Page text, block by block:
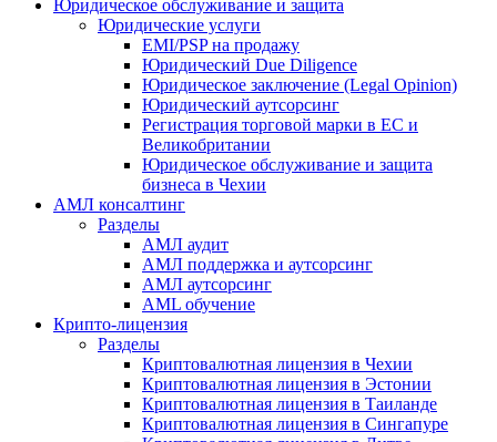
Юридическое обслуживание и защита
Юридические услуги
EMI/PSP на продажу
Юридический Due Diligence
Юридическое заключение (Legal Opinion)
Юридический аутсорсинг
Регистрация торговой марки в ЕС и
Великобритании
Юридическое обслуживание и защита
бизнеса в Чехии
АМЛ консалтинг
Разделы
АМЛ аудит
АМЛ поддержка и аутсорсинг
АМЛ аутсорсинг
AML обучение
Крипто-лицензия
Разделы
Криптовалютная лицензия в Чехии
Криптовалютная лицензия в Эстонии
Криптовалютная лицензия в Таиланде
Криптовалютная лицензия в Сингапуре